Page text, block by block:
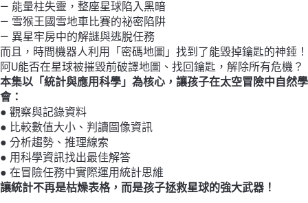
祕
太
空
—
統
計
與
應
用
科
學
數
量
— 能量柱失靈，整座星球陷入黑暗
— 雪猴王國雪地車比賽的祕密陷阱
— 異星牢房中的解謎與逃脫任務
而且，時間機器人利用「密碼地圖」找到了能毀掉鑰匙的神錘！
阿U能否在星球被摧毀前破譯地圖、找回鑰匙，解除所有危機？
本集以「統計與應用科學」為核心，讓孩子在太空冒險中自然學
會：
● 觀察與記錄資料
● 比較數值大小、判讀圖像資訊
● 分析趨勢、推理線索
● 用科學資訊找出最佳解答
● 在冒險任務中實際運用統計思維
讓統計不再是枯燥表格，而是孩子拯救星球的強大武器！